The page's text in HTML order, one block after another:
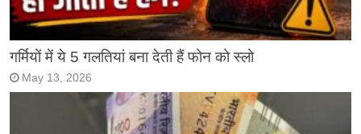
गर्मियों में ये 5 गलतियां बना देती हैं फोन को स्लो
May 13, 2026